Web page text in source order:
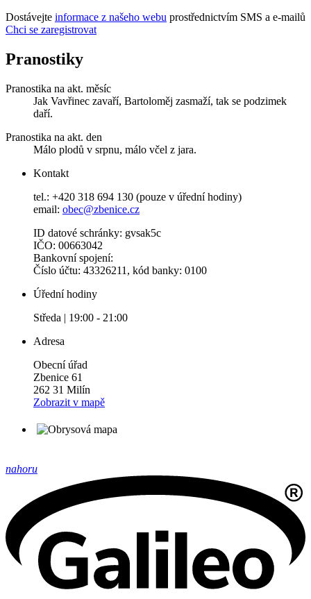
Dostávejte informace z našeho webu prostřednictvím SMS a e-mailů
Chci se zaregistrovat
Pranostiky
Pranostika na akt. měsíc
Jak Vavřinec zavaří, Bartoloměj zasmaží, tak se podzimek
daří.
Pranostika na akt. den
Málo plodů v srpnu, málo včel z jara.
Kontakt
tel.: +420 318 694 130 (pouze v úřední hodiny)
email: obec@zbenice.cz
ID datové schránky: gvsak5c
IČO: 00663042
Bankovní spojení:
Číslo účtu: 43326211, kód banky: 0100
Úřední hodiny
Středa | 19:00 - 21:00
Adresa
Obecní úřad
Zbenice 61
262 31 Milín
Zobrazit v mapě
nahoru